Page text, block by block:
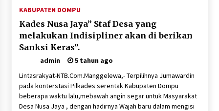
KABUPATEN DOMPU
Kades Nusa Jaya” Staf Desa yang
melakukan Indisipliner akan di berikan
Sanksi Keras”.
admin
5 tahun ago
Lintasrakyat-NTB.Com.Manggelewa,- Terpilihnya Jumawardin
pada konterstasi Pilkades serentak Kabupaten Dompu
beberapa waktu lalu,mebawah angin segar untuk Masyarakat
Desa Nusa Jaya , dengan hadirnya Wajah baru dalam mengisi